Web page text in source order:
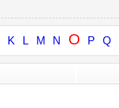
K L M N O P Q